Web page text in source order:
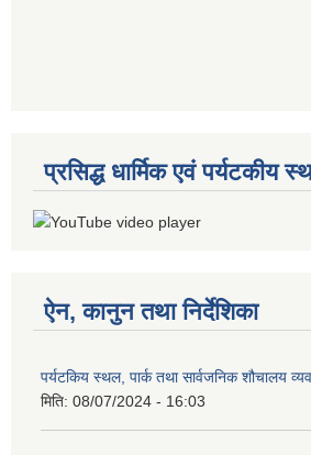
प्रसिद्ध धार्मिक एवं पर्यटकीय
ऐन, कानुन तथा निर्देशिका
पर्यटकिय स्थल, पार्क तथा सार्वजनिक शौचालय
मिति: 08/07/2024 - 16:03